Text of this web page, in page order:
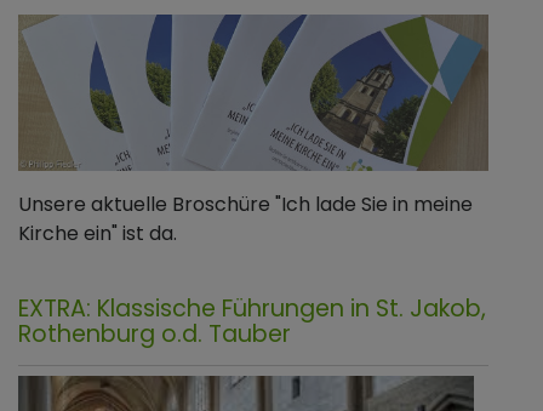
Unsere aktuelle Broschüre "Ich lade Sie in meine
Kirche ein" ist da.
EXTRA: Klassische Führungen in St. Jakob,
Rothenburg o.d. Tauber